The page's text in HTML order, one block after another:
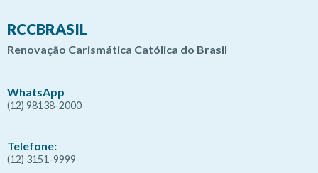
RCCBRASIL
Renovação Carismática Católica do Brasil
WhatsApp
(12) 98138-2000
Telefone:
(12) 3151-9999